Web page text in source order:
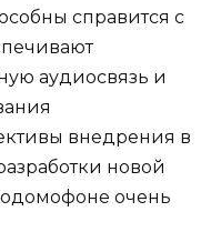
справится с
аудиосвязь и
внедрения в
новой
очень